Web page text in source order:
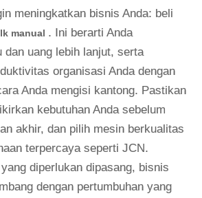
meningkatkan bisnis Anda: beli
manual . Ini berarti Anda
dan uang lebih lanjut, serta
organisasi Anda dengan
Anda mengisi kantong. Pastikan
kebutuhan Anda sebelum
akhir, dan pilih mesin berkualitas
terpercaya seperti JCN.
diperlukan dipasang, bisnis
dengan pertumbuhan yang